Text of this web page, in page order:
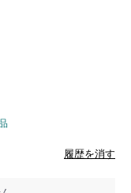
履歴を消す